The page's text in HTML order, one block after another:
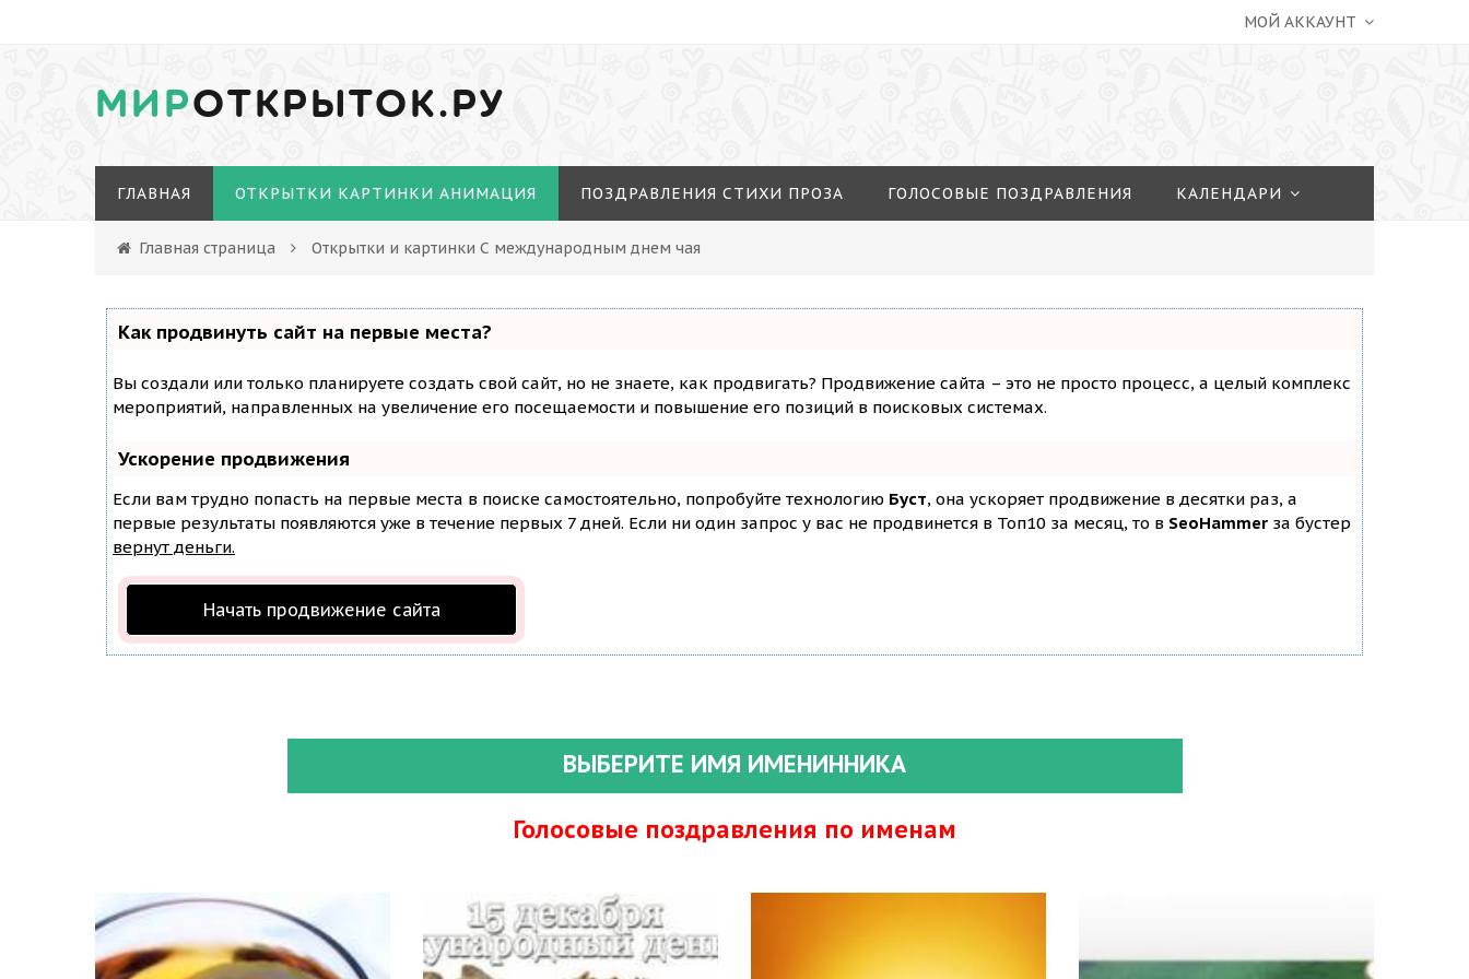
МОЙ АККАУНТ
МИРОТКРЫТОК.РУ
ГЛАВНАЯ ОТКРЫТКИ КАРТИНКИ АНИМАЦИЯ ПОЗДРАВЛЕНИЯ СТИХИ ПРОЗА ГОЛОСОВЫЕ ПОЗДРАВЛЕНИЯ КАЛЕНДАРИ
Главная страница Открытки и картинки С международным днем чая
Как продвинуть сайт на первые места?
Вы создали или только планируете создать свой сайт, но не знаете, как продвигать? Продвижение сайта – это не просто процесс, а целый комплекс
мероприятий, направленных на увеличение его посещаемости и повышение его позиций в поисковых системах.
Ускорение продвижения
Если вам трудно попасть на первые места в поиске самостоятельно, попробуйте технологию Буст, она ускоряет продвижение в десятки раз, а
первые результаты появляются уже в течение первых 7 дней. Если ни один запрос у вас не продвинется в Топ10 за месяц, то в SeoHammer за бустер
вернут деньги.
Начать продвижение сайта
ВЫБЕРИТЕ ИМЯ ИМЕНИННИКА
Голосовые поздравления по именам